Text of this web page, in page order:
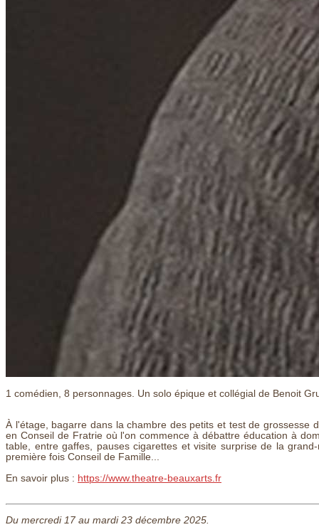
1 comédien, 8 personnages. Un solo épique et collégial de Benoit
À l'étage, bagarre dans la chambre des petits et test de
en Conseil de Fratrie où l'on commence à débattre éducation à
table, entre gaffes, pauses cigarettes et visite surprise de la
première fois Conseil de Famille...
En savoir plus : https://www.theatre-beauxarts.fr
Du mercredi 17 au mardi 23 décembre 2025.